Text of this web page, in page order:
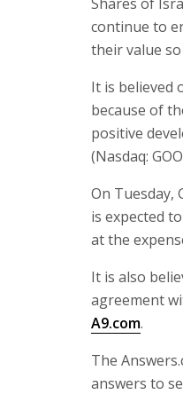
continue to
their value
It is believed
because of
positive
(Nasdaq:
On Tuesday,
is expected
at the
It is also
agreement
A9.com.
The
answers to